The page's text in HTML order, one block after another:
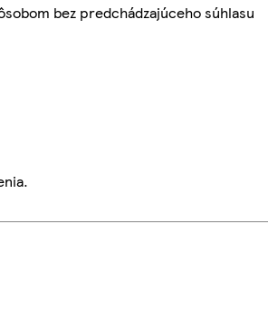
bez predchádzajúceho súhlasu